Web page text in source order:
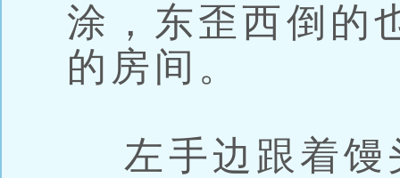
涂，东歪西倒的
的房间。
左手边跟着馒